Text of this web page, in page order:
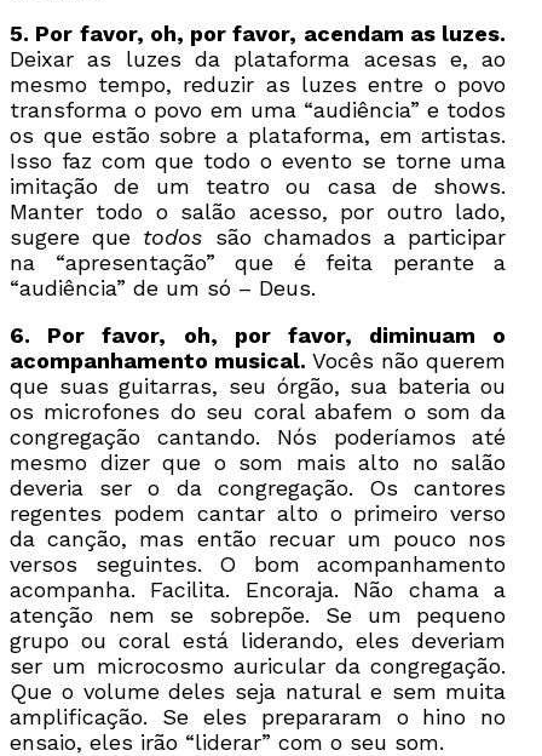
5. Por favor, oh, por favor, acendam as luzes.
Deixar as luzes da plataforma acesas e, ao
mesmo tempo, reduzir as luzes entre o povo
transforma o povo em uma “audiência” e todos
os que estão sobre a plataforma, em artistas.
Isso faz com que todo o evento se torne uma
imitação de um teatro ou casa de shows.
Manter todo o salão acesso, por outro lado,
sugere que todos são chamados a participar
na “apresentação” que é feita perante a
“audiência” de um só – Deus.
6. Por favor, oh, por favor, diminuam o
acompanhamento musical. Vocês não querem
que suas guitarras, seu órgão, sua bateria ou
os microfones do seu coral abafem o som da
congregação cantando. Nós poderíamos até
mesmo dizer que o som mais alto no salão
deveria ser o da congregação. Os cantores
regentes podem cantar alto o primeiro verso
da canção, mas então recuar um pouco nos
versos seguintes. O bom acompanhamento
acompanha. Facilita. Encoraja. Não chama a
atenção nem se sobrepõe. Se um pequeno
grupo ou coral está liderando, eles deveriam
ser um microcosmo auricular da congregação.
Que o volume deles seja natural e sem muita
amplificação. Se eles prepararam o hino no
ensaio, eles irão “liderar” com o seu som.